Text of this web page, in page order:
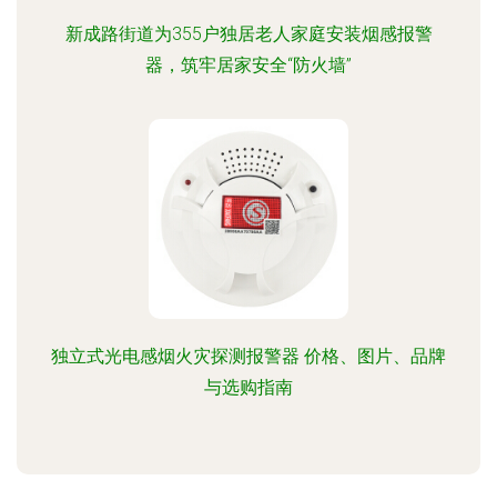
新成路街道为355户独居老人家庭安装烟感报警
器，筑牢居家安全“防火墙”
独立式光电感烟火灾探测报警器 价格、图片、品牌
与选购指南